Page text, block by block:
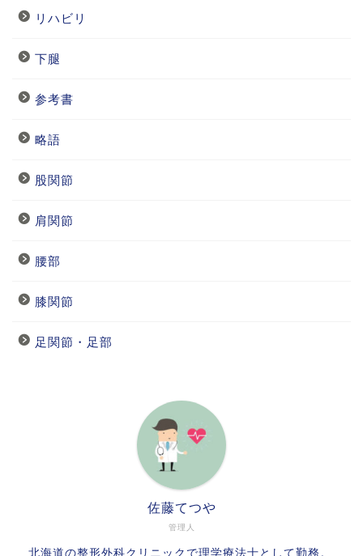
リハビリ
下腿
参考書
略語
股関節
肩関節
腰部
膝関節
足関節・足部
管理人
佐藤てつや
北海道の整形外科クリニックで理学療法士として勤務。